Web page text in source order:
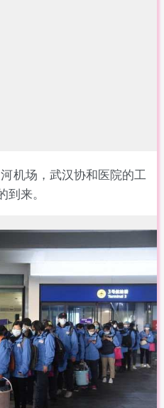
机场，武汉协和医院的工
来。